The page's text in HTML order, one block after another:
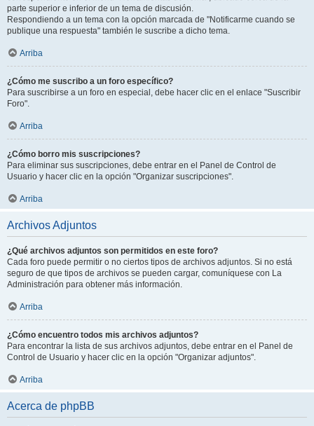
parte superior e inferior de un tema de discusión.
Respondiendo a un tema con la opción marcada de "Notificarme cuando se
publique una respuesta" también le suscribe a dicho tema.
Arriba
¿Cómo me suscribo a un foro específico?
Para suscribirse a un foro en especial, debe hacer clic en el enlace "Suscribir
Foro".
Arriba
¿Cómo borro mis suscripciones?
Para eliminar sus suscripciones, debe entrar en el Panel de Control de
Usuario y hacer clic en la opción "Organizar suscripciones".
Arriba
Archivos Adjuntos
¿Qué archivos adjuntos son permitidos en este foro?
Cada foro puede permitir o no ciertos tipos de archivos adjuntos. Si no está
seguro de que tipos de archivos se pueden cargar, comuníquese con La
Administración para obtener más información.
Arriba
¿Cómo encuentro todos mis archivos adjuntos?
Para encontrar la lista de sus archivos adjuntos, debe entrar en el Panel de
Control de Usuario y hacer clic en la opción "Organizar adjuntos".
Arriba
Acerca de phpBB